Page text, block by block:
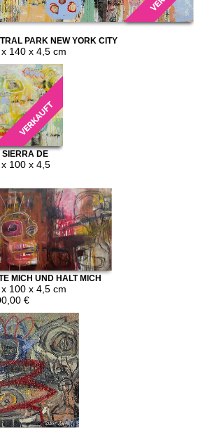
PARK NEW YORK CITY
140 x 4,5 cm
SIERRA DE
2
100 x 4,5
MICH UND HALT MICH
100 x 4,5 cm
€